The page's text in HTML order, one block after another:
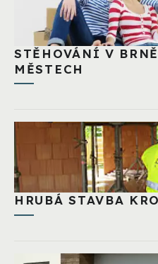
STĚHOVÁNÍ V
MĚSTECH
HRUBÁ STAVBA